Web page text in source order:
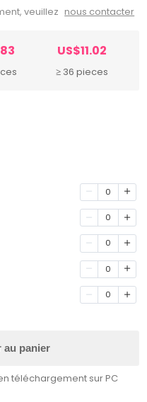
veuillez nous contacter
US$11.02
≥ 36 pieces
0
0
0
0
0
au panier
téléchargement sur PC